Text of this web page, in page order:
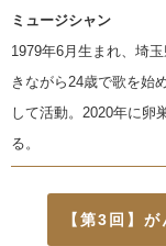
ミュージシャン
1979年6月生まれ、埼
きながら24歳で歌を始
して活動。2020年に卵
る。
【第3回】